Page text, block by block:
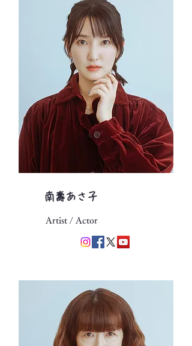
​南壽あさ子
Artist / Actor